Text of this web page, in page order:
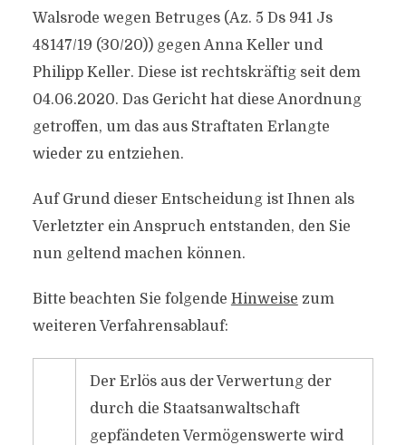
Walsrode wegen Betruges (Az. 5 Ds 941 Js
48147/​19 (30/​20)) gegen Anna Keller und
Philipp Keller. Diese ist rechtskräftig seit dem
04.06.2020. Das Gericht hat diese Anordnung
getroffen, um das aus Straftaten Erlangte
wieder zu entziehen.
Auf Grund dieser Entscheidung ist Ihnen als
Verletzter ein Anspruch entstanden, den Sie
nun geltend machen können.
Bitte beachten Sie folgende Hinweise zum
weiteren Verfahrensablauf:
Der Erlös aus der Verwertung der
durch die Staatsanwaltschaft
gepfändeten Vermögenswerte wird